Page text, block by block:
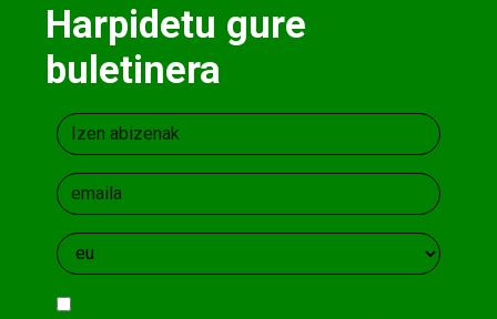
Harpidetu gure
buletinera